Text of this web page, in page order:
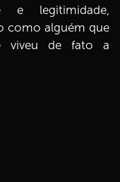
e legitimidade,
como alguém que
viveu de fato a